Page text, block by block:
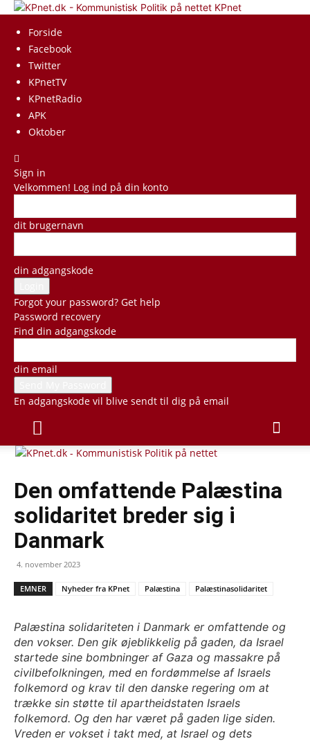
KPnet
Forside
Facebook
Twitter
KPnetTV
KPnetRadio
APK
Oktober
Sign in
Velkommen! Log ind på din konto
dit brugernavn
din adgangskode
Forgot your password? Get help
Password recovery
Find din adgangskode
din email
En adgangskode vil blive sendt til dig på email
Den omfattende Palæstina
solidaritet breder sig i
Danmark
4. november 2023
EMNER Nyheder fra KPnet Palæstina Palæstinasolidaritet
Palæstina solidariteten i Danmark er omfattende og
den vokser. Den gik øjeblikkelig på gaden, da Israel
startede sine bombninger af Gaza og massakre på
civilbefolkningen, med en fordømmelse af Israels
folkemord og krav til den danske regering om at
trække sin støtte til apartheidstaten Israels
folkemord. Og den har været på gaden lige siden.
Vreden er vokset i takt med, at Israel og dets